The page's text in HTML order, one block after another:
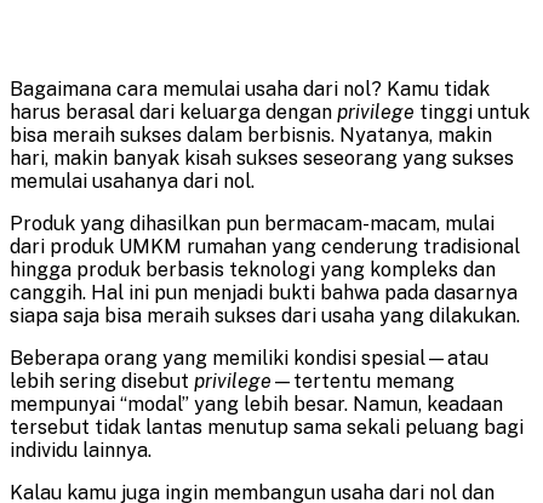
Bagaimana cara memulai usaha dari nol? Kamu tidak
harus berasal dari keluarga dengan privilege tinggi untuk
bisa meraih sukses dalam berbisnis. Nyatanya, makin
hari, makin banyak kisah sukses seseorang yang sukses
memulai usahanya dari nol.
Produk yang dihasilkan pun bermacam-macam, mulai
dari produk UMKM rumahan yang cenderung tradisional
hingga produk berbasis teknologi yang kompleks dan
canggih. Hal ini pun menjadi bukti bahwa pada dasarnya
siapa saja bisa meraih sukses dari usaha yang dilakukan.
Beberapa orang yang memiliki kondisi spesial—atau
lebih sering disebut privilege —tertentu memang
mempunyai “modal” yang lebih besar. Namun, keadaan
tersebut tidak lantas menutup sama sekali peluang bagi
individu lainnya.
Kalau kamu juga ingin membangun usaha dari nol dan